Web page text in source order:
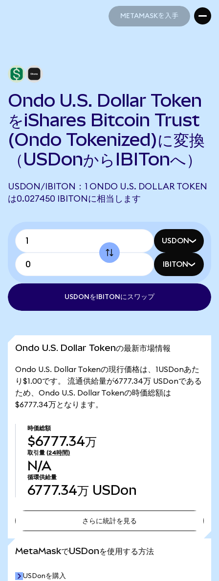
METAMASKを入手
Ondo U.S. Dollar Token
をiShares Bitcoin Trust
(Ondo Tokenized)に変換
（USDonからIBITonへ）
USDON/IBITON：1 ONDO U.S. DOLLAR TOKEN
は0.027450 IBITONに相当します
USDON
IBITON
USDONをIBITONにスワップ
Ondo U.S. Dollar Tokenの最新市場情報
Ondo U.S. Dollar Tokenの現行価格は、1USDonあた
り$1.00です。 流通供給量が6777.34万 USDonである
ため、Ondo U.S. Dollar Tokenの時価総額は
$6777.34万となります。
時価総額
$6777.34万
取引量 (24時間)
N/A
循環供給量
6777.34万 USDon
さらに統計を見る
MetaMaskでUSDonを使用する方法
USDonを購入